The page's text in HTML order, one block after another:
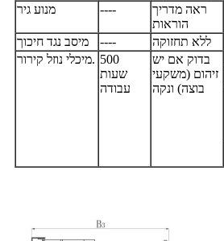
מנוע גיר
----
ראה מדריך
הוראות
מיסב נגד חיכוך
----
ללא תחזוקה
מיכלי נוזל קירור. 500
שעות
עבודה
בדוק אם יש
זיהום (משקעי
בוצה) ונקה